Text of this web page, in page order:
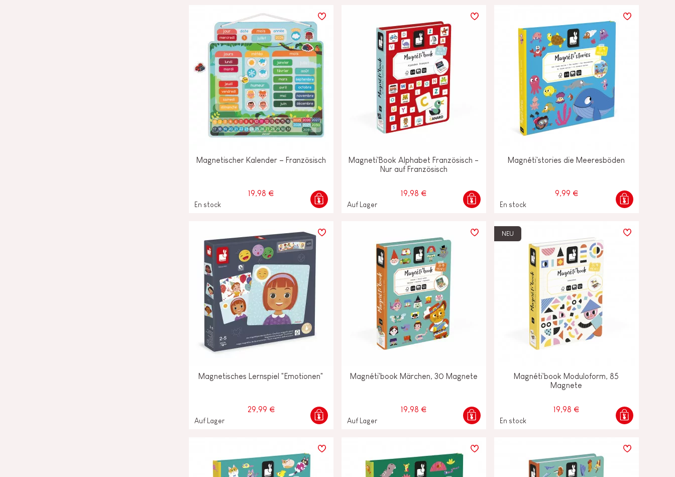
Magnetischer Kalender – Französisch
19,98 €
En stock
Magneti'Book Alphabet Französisch -
Nur auf Französisch
19,98 €
Auf Lager
Magnéti'stories die Meeresböden
9,99 €
En stock
Magnetisches Lernspiel "Emotionen"
29,99 €
Auf Lager
Magnéti'book Märchen, 30 Magnete
19,98 €
Auf Lager
NEU
Magnéti'book Moduloform, 85
Magnete
19,98 €
En stock